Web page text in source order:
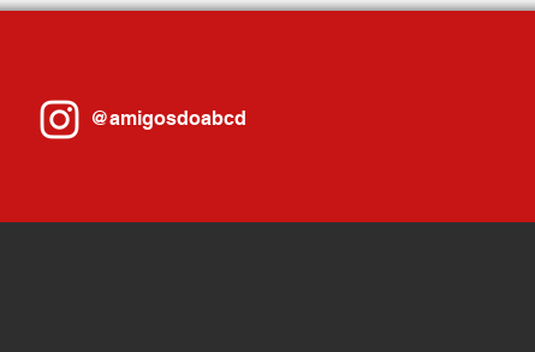
importância da qualificação
@amigosdoabcd